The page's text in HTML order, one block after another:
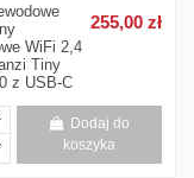
WiFi 2,4
Tiny
z USB-C
255,00 zł
Dodaj do
koszyka